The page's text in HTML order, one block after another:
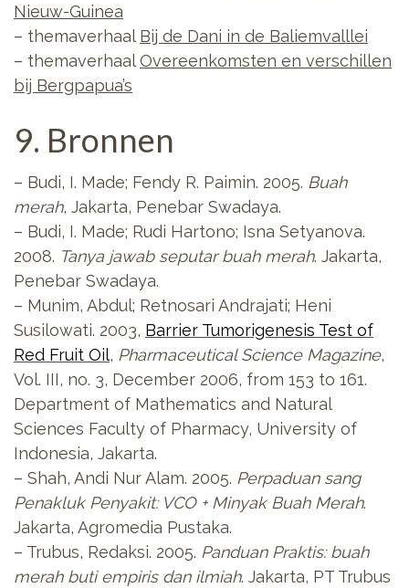
Nieuw-Guinea
– themaverhaal Bij de Dani in de Baliemvalllei
– themaverhaalOvereenkomsten en verschillen
bij Bergpapua’s
9. Bronnen
– Budi, I. Made; Fendy R. Paimin. 2005. Buah
merah, Jakarta, Penebar Swadaya.
– Budi, I. Made; Rudi Hartono; Isna Setyanova.
2008. Tanya jawab seputar buah merah. Jakarta,
Penebar Swadaya.
– Munim, Abdul; Retnosari Andrajati; Heni
Susilowati. 2003, Barrier Tumorigenesis Test of
Red Fruit Oil, Pharmaceutical Science Magazine,
Vol. III, no. 3, December 2006, from 153 to 161.
Department of Mathematics and Natural
Sciences Faculty of Pharmacy, University of
Indonesia, Jakarta.
– Shah, Andi Nur Alam. 2005. Perpaduan sang
Penakluk Penyakit: VCO + Minyak Buah Merah.
Jakarta, Agromedia Pustaka.
– Trubus, Redaksi. 2005. Panduan Praktis: buah
merah buti empiris dan ilmiah. Jakarta, PT Trubus